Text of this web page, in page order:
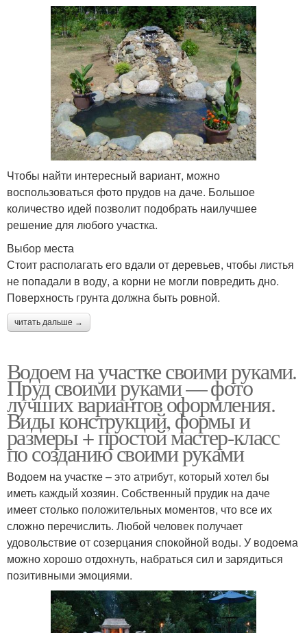
Чтобы найти интересный вариант, можно
воспользоваться фото прудов на даче. Большое
количество идей позволит подобрать наилучшее
решение для любого участка.
Выбор места
Стоит располагать его вдали от деревьев, чтобы листья
не попадали в воду, а корни не могли повредить дно.
Поверхность грунта должна быть ровной.
читать дальше →
Водоем на участке своими руками.
Пруд своими руками — фото
лучших вариантов оформления.
Виды конструкций, формы и
размеры + простой мастер-класс
по созданию своими руками
Водоем на участке – это атрибут, который хотел бы
иметь каждый хозяин. Собственный прудик на даче
имеет столько положительных моментов, что все их
сложно перечислить. Любой человек получает
удовольствие от созерцания спокойной воды. У водоема
можно хорошо отдохнуть, набраться сил и зарядиться
позитивными эмоциями.